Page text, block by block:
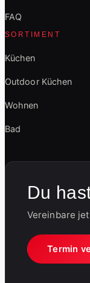
FAQ
SORTIMENT
Küchen
Outdoor Küchen
Wohnen
Bad
Du
Vereinbare
Termin